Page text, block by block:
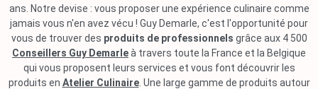
ans. Notre devise : vous proposer une expérience culinaire comme
jamais vous n'en avez vécu ! Guy Demarle, c'est l'opportunité pour
vous de trouver des produits de professionnels grâce aux 4 500
Conseillers Guy Demarleà travers toute la France et la Belgique
qui vous proposent leurs services et vous font découvrir les
produits en Atelier Culinaire. Une large gamme de produits autour